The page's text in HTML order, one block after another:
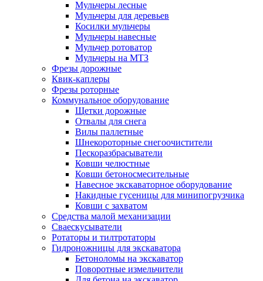
Мульчеры лесные
Мульчеры для деревьев
Косилки мульчеры
Мульчеры навесные
Мульчер ротоватор
Мульчеры на МТЗ
Фрезы дорожные
Квик-каплеры
Фрезы роторные
Коммунальное оборудование
Щетки дорожные
Отвалы для снега
Вилы паллетные
Шнекороторные снегоочистители
Пескоразбрасыватели
Ковши челюстные
Ковши бетоносмесительные
Навесное экскаваторное оборудование
Накидные гусеницы для минипогрузчика
Ковши с захватом
Средства малой механизации
Cваескусыватели
Ротаторы и тилтротаторы
Гидроножницы для экскаватора
Бетоноломы на экскаватор
Поворотные измельчители